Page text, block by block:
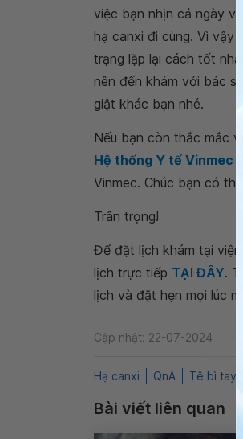
việc bạn nhịn cả ngày
hạ canxi đi cùng. Vì vậy
trạng lặp lại cách tốt
nên đến khám với bác
giật khác bạn nhé.
Nếu bạn còn thắc mắc về
Hệ thống Y tế Vinmec
Vinmec. Chúc bạn có
Trân trọng!
Để đặt lịch khám tại
lịch trực tiếp TẠI ĐÂY.
lịch và đặt hẹn mọi lúc
Cập nhật: 22-07-2024
Hạ canxi QnA Tê bì tay
Bài viết liên quan